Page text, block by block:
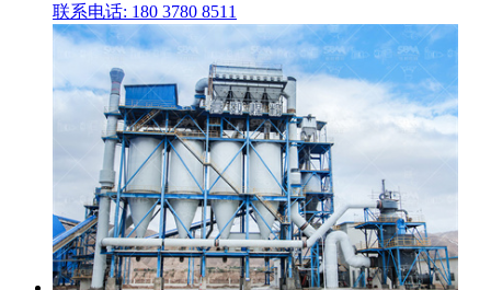
联系电话: 180 3780 8511